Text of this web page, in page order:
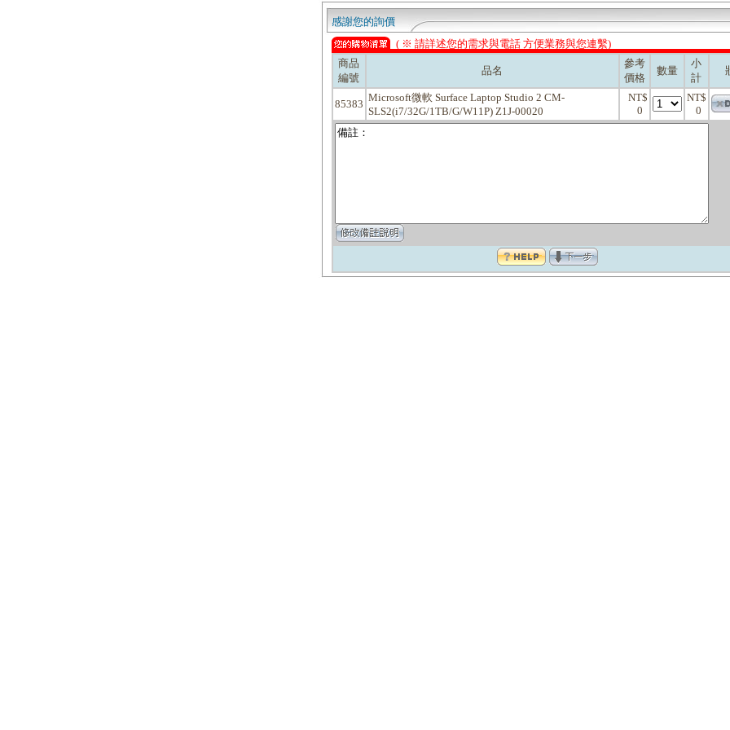
感謝您的詢價
( ※ 請詳述您的需求與電話 方便業務與您連繫)
商品
編號
品名
參考
價格
數量
小
計
85383
Microsoft微軟 Surface Laptop Studio 2 CM-
SLS2(i7/32G/1TB/G/W11P) Z1J-00020
NT$
0
NT$
0